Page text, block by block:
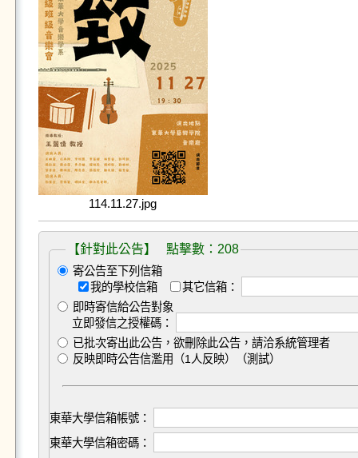
114.11.27.jpg
【針對此公告】 點擊數：208
寄公告至下列信箱
我的學校信箱
其它信箱：
即時寄信給公告對象
立即發信之授權碼：
已批次寄出此公告，欲刪除此公告，請洽系統管理者
反映即時公告信濫用（1人反映）（測試）
東華大學信箱帳號：
東華大學信箱密碼：